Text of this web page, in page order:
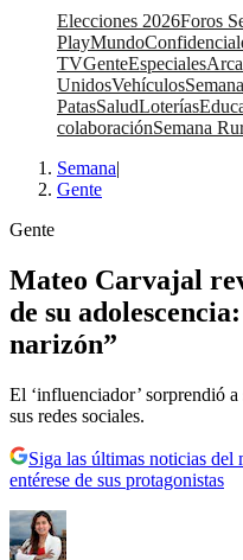
Elecciones 2026Foros
PlayMundo
TVGenteEspeciales
UnidosVehículos
PatasSaludLoterías
colaboraciónSemana
Semana|
Gente
Gente
Mateo Carvajal
de su
narizón”
El ‘influenciador’ sorprendió
sus redes sociales.
Siga las últimas noticias
entérese de sus protagonistas